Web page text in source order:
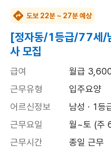
도보 22분 ~ 27분 예상
[정자동/1등급/77세/
사 모집
급여
월급
근무유형
입주요양
어르신정보
남성 · 1등
근무요일
월~토 (주
근무시간
종일 근무